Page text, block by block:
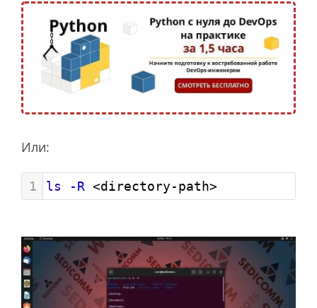
Или:
1 ls -R <directory-path>